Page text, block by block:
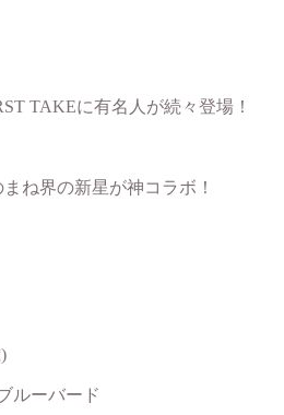
TAKEに有名人が続々登場！
ね界の新星が神コラボ！
ルーバード